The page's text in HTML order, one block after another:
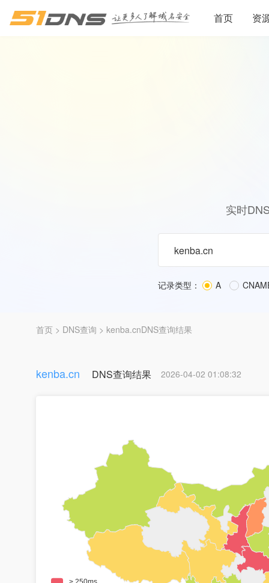
首页 资
实时
记录类型： A
首页 > DNS查询 > kenba.cnDNS查询结果
kenba.cn DNS查询结果 2026-04-02 01:08:32